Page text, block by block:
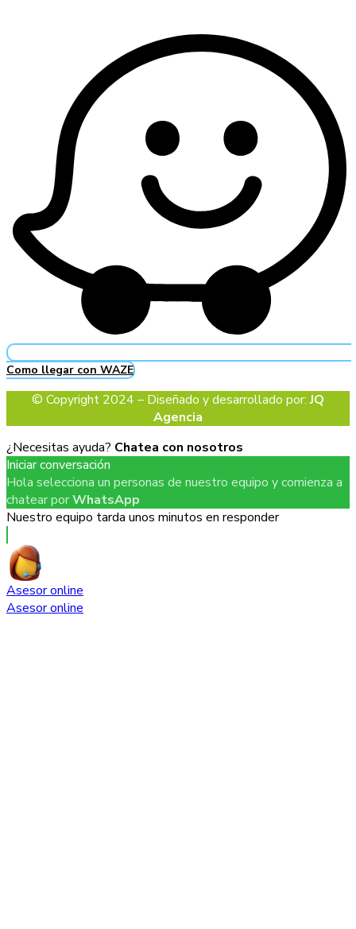
Como llegar con WAZE
© Copyright 2024 – Diseñado y desarrollado por:JQ
Agencia
¿Necesitas ayuda? Chatea con nosotros
Iniciar conversación
Hola selecciona un personas de nuestro equipo y comienza a
chatear porWhatsApp
Nuestro equipo tarda unos minutos en responder
Asesor online
Asesor online